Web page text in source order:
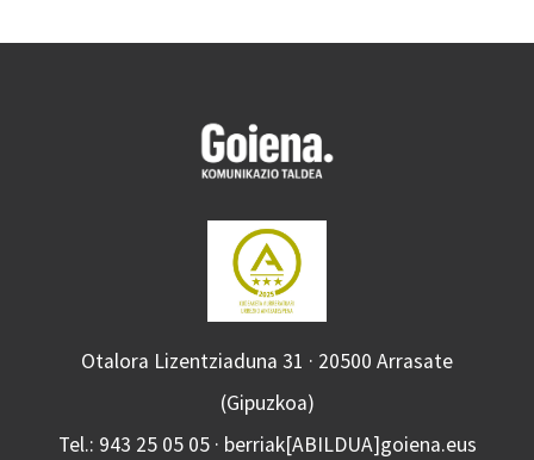
Otalora Lizentziaduna 31 · 20500 Arrasate
(Gipuzkoa)
Tel.: 943 25 05 05 · berriak[ABILDUA]goiena.eus